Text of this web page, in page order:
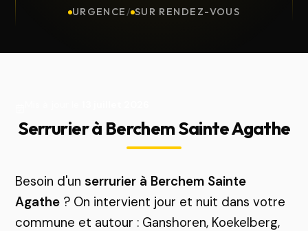
URGENCE / SUR RENDEZ-VOUS
Serrurier à Berchem Sainte Agathe
Besoin d'unserrurier à Berchem Sainte
Agathe ? On intervient jour et nuit dans votre
commune et autour : Ganshoren, Koekelberg,